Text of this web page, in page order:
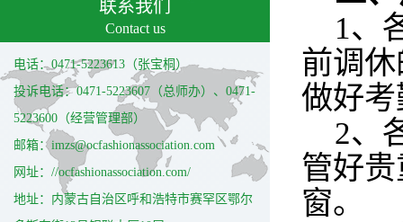
联系我们
Contact us
电话：0471-5223613（张宝桐）
投诉电话：0471-5223607（总师办）、0471-
5223600（经营管理部）
邮箱：imzs@ocfashionassociation.com
网址：//ocfashionassociation.com/
地址：内蒙古自治区呼和浩特市赛罕区鄂尔
1、
前调
做好
2、
管好
窗。